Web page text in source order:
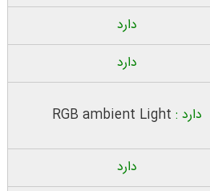
دارد
دارد
دارد : RGB ambient Light
دارد